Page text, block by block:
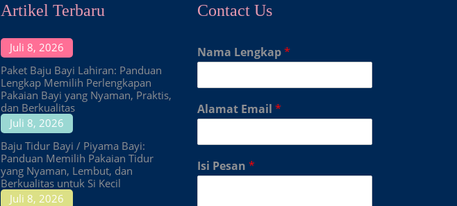
Artikel Terbaru
Juli 8, 2026
Paket Baju Bayi Lahiran: Panduan
Lengkap Memilih Perlengkapan
Pakaian Bayi yang Nyaman, Praktis,
dan Berkualitas
Juli 8, 2026
Baju Tidur Bayi / Piyama Bayi:
Panduan Memilih Pakaian Tidur
yang Nyaman, Lembut, dan
Berkualitas untuk Si Kecil
Juli 8, 2026
Contact Us
Nama Lengkap*
Alamat Email *
Isi Pesan *